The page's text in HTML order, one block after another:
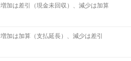
増加は差引（現金未回収）、減少は加算
増加は加算（支払延長）、減少は差引